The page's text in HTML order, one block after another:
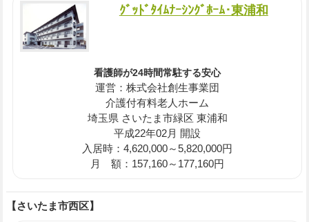
ｸﾞｯﾄﾞﾀｲﾑﾅｰｼﾝｸﾞﾎｰﾑ･東浦和
看護師が24時間常駐する安心
運営：株式会社創生事業団
介護付有料老人ホーム
埼玉県 さいたま市緑区 東浦和
平成22年02月 開設
入居時：4,620,000～5,820,000円
月 額：157,160～177,160円
【さいたま市西区】